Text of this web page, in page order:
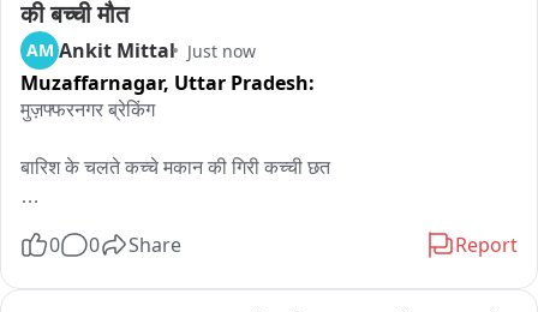
की बच्ची मौत
AM Ankit Mittal Just now
Muzaffarnagar, Uttar Pradesh:
मुज़फ्फरनगर ब्रेकिंग
बारिश के चलते कच्चे मकान की गिरी कच्ची छत
0 0 Share Report